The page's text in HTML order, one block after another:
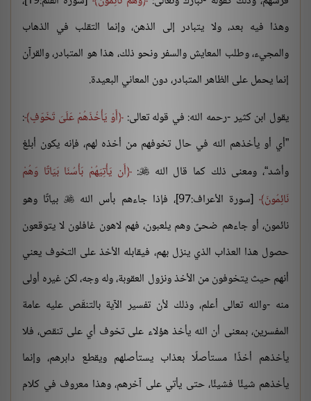
وهذا فيه بعد، ولا يتبادر إلى الذهن، وإنما التقلب في الذهاب
والمجيء، وطلب المعايش والسفر ونحو ذلك، هذا هو المتبادر، والقرآن
إنما يحمل على الظاهر المتبادر، دون المعاني البعيدة.
يقول ابن كثير -رحمه الله: في قوله تعالى: أَوْ يَأْخُذَهُمْ عَلَىَ تَخَوّفٍ :
”أي أو يأخذهم الله في حال تخوفهم من أخذه لهم، فإنه يكون أبلغ
وأشد“، ومعنى ذلك كما قال الله 
: أَن يَأْتِيَهُمْ بَأْسُنَا بَيَاتًا وَهُمْ
نَائِمُونَ [سورة الأعراف:97]، فإذا جاءهم بأس الله بياتًا وهو
نائمون، أو جاءهم ضحىً وهم يلعبون، فهم لاهون غافلون لا يتوقعون
حصول هذا العذاب الذي ينزل بهم، فيقابله الأخذ على التخوف يعني
أنهم حيث يتخوفون من الأخذ ونزول العقوبة، وله وجه، لكن غيره أولى
منه -والله تعالى أعلم، وذلك لأن تفسير الآية بالتنقّص عليه عامة
المفسرين، بمعنى أن الله يأخذ هؤلاء على تخوف أي على تنقص، فلا
يأخذهم أخذًا مستأصلًا بعذاب يستأصلهم ويقطع دابرهم، وإنما
يأخذهم شيئًا فشيئًا، حتى يأتي على آخرهم، وهذا معروف في كلام